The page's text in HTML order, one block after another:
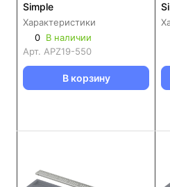
Simple
Характеристики
0 В наличии
Арт. APZ19-550
В корзину